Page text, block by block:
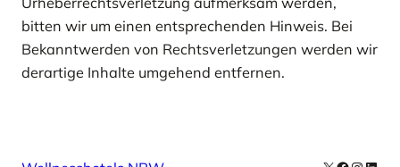
bitten wir um einen entsprechenden Hinweis. Bei
Bekanntwerden von Rechtsverletzungen werden wir
derartige Inhalte umgehend entfernen.